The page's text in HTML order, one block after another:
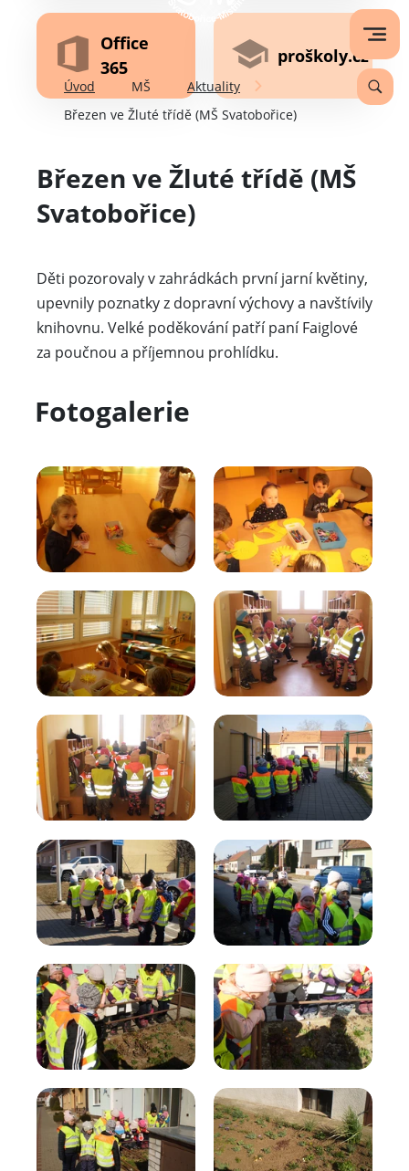
Office
365
proškoly.cz
Úvod MŠ
Aktuality
Březen ve Žluté třídě (MŠ Svatobořice)
Březen ve Žluté třídě (MŠ
Svatobořice)
Děti pozorovaly v zahrádkách první jarní květiny,
upevnily poznatky z dopravní výchovy a navštívily
knihovnu. Velké poděkování patří paní Faiglové
za poučnou a příjemnou prohlídku.
Fotogalerie